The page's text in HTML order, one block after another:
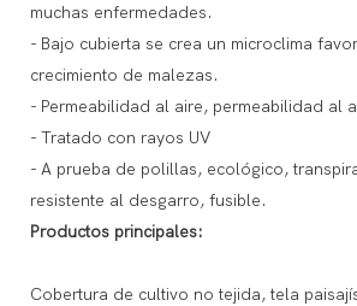
muchas enfermedades.
- Bajo cubierta se crea un microclima
crecimiento de malezas.
- Permeabilidad al aire, permeabilidad al
- Tratado con rayos UV
- A prueba de polillas, ecológico,
resistente al desgarro, fusible.
Productos principales:
Cobertura de cultivo no tejida, tela